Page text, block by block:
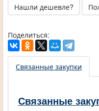
Нашли дешевле?
Поделиться:
Связанные закупки
Связанные